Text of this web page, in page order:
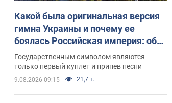
Какой была оригинальная версия
гимна Украины и почему ее
боялась Российская империя: об
этом не рассказывают в школе
Государственным символом являются
только первый куплет и припев песни
9.08.2026 09:15 21,7 т.